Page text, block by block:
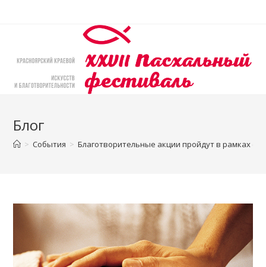
Блог
> События > Благотворительные акции пройдут в рамках